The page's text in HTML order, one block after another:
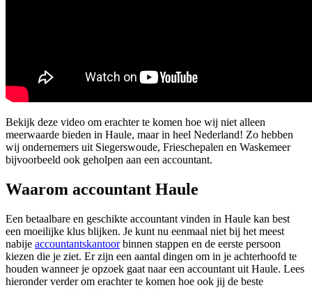
Bekijk deze video om erachter te komen hoe wij niet alleen
meerwaarde bieden in Haule, maar in heel Nederland! Zo hebben
wij ondernemers uit Siegerswoude, Frieschepalen en Waskemeer
bijvoorbeeld ook geholpen aan een accountant.
Waarom accountant Haule
Een betaalbare en geschikte accountant vinden in Haule kan best
een moeilijke klus blijken. Je kunt nu eenmaal niet bij het meest
nabije accountantskantoorbinnen stappen en de eerste persoon
kiezen die je ziet. Er zijn een aantal dingen om in je achterhoofd te
houden wanneer je opzoek gaat naar een accountant uit Haule. Lees
hieronder verder om erachter te komen hoe ook jij de beste